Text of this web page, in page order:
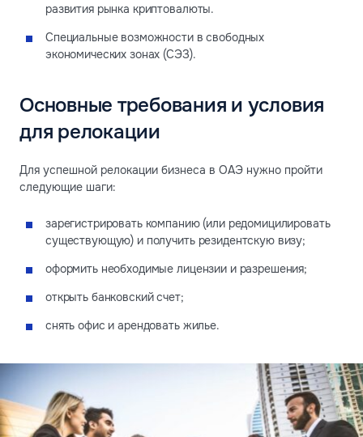
развития рынка криптовалюты.
Специальные возможности в свободных
экономических зонах (СЭЗ).
Основные требования и условия
для релокации
Для успешной релокации бизнеса в ОАЭ нужно пройти
следующие шаги:
зарегистрировать компанию (или редомицилировать
существующую) и получить резидентскую визу;
оформить необходимые лицензии и разрешения;
открыть банковский счет;
снять офис и арендовать жилье.